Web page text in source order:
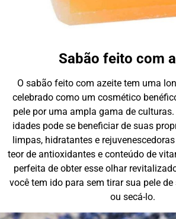
Sabão feito com
O sabão feito com azeite tem uma
celebrado como um cosmético
pele por uma ampla gama de
idades pode se beneficiar de suas
limpas, hidratantes e
teor de antioxidantes e conteúdo de
perfeita de obter esse olhar
você tem ido para sem tirar sua pele
ou secá-lo.